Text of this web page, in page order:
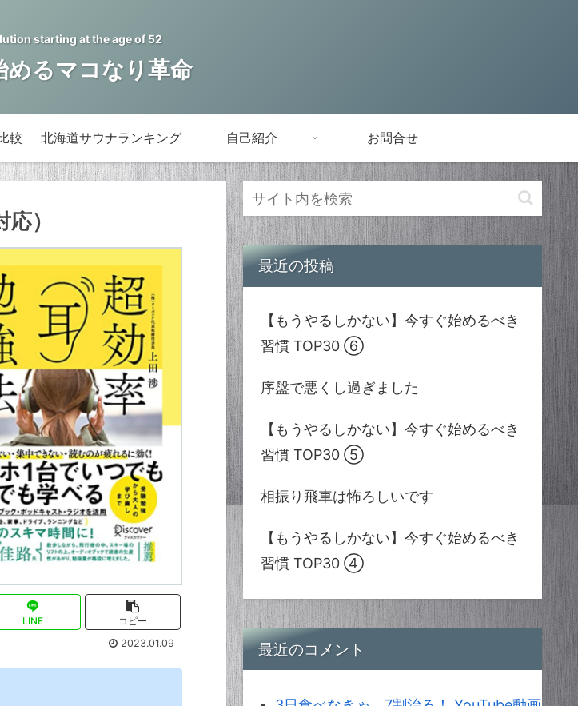
starting at the age of 52
めるマコなり革命
較 北海道サウナランキング 自己紹介 お問合せ
）
LINE
コピー
2023.01.09
最近の投稿
【もうやるしかない】今すぐ始めるべき
習慣 TOP30 ⑥
序盤で悪くし過ぎました
【もうやるしかない】今すぐ始めるべき
習慣 TOP30 ⑤
相振り飛車は怖ろしいです
【もうやるしかない】今すぐ始めるべき
習慣 TOP30 ④
最近のコメント